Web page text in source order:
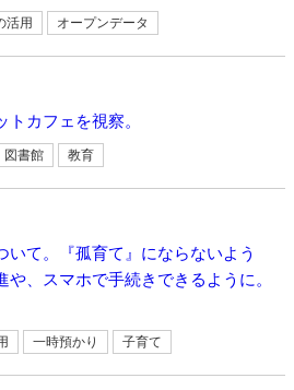
活用 オープンデータ
カフェを視察。
図書館 教育
いて。『孤育て』にならないよう
、スマホで手続きできるように。
一時預かり 子育て